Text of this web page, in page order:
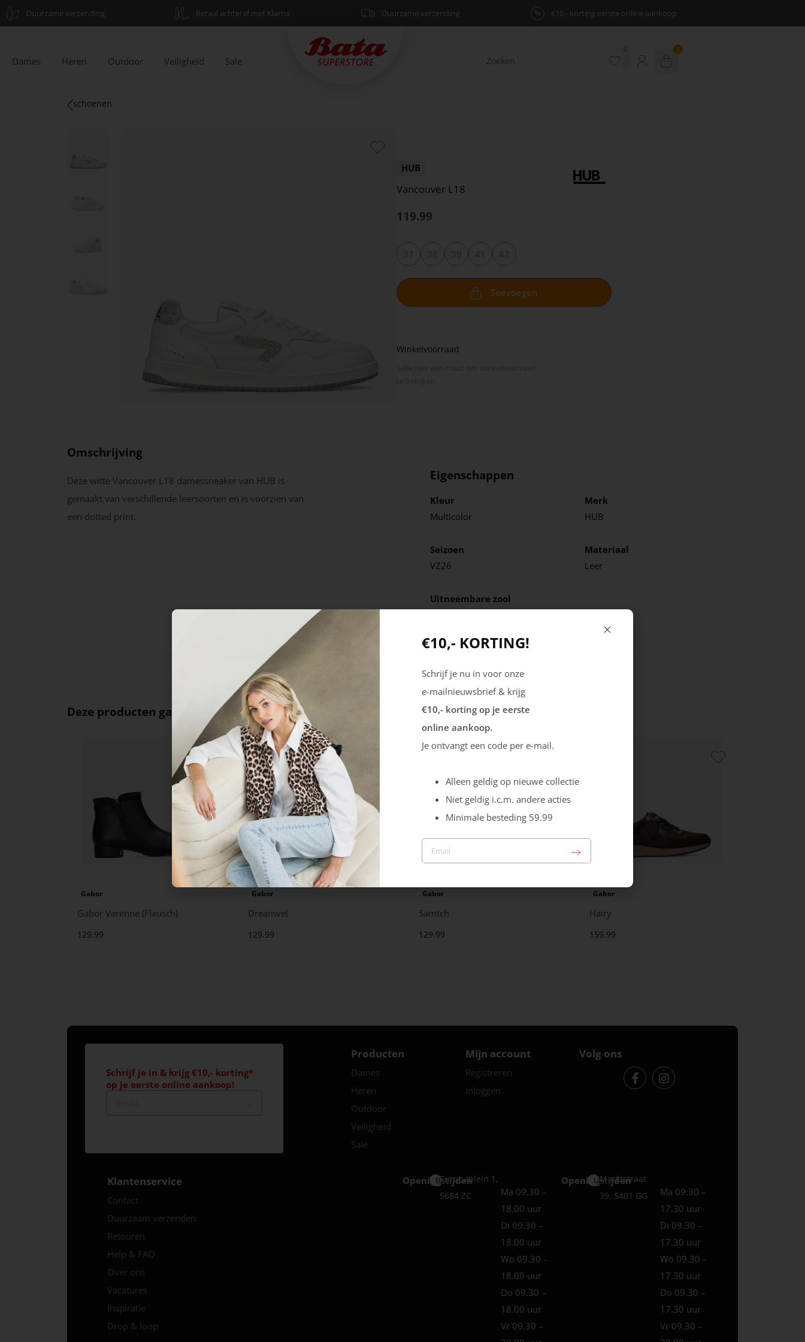
Duurzame verzending Betaal achteraf met Klarna Duurzame verzending % €10,- korting eerste online aankoop
Dames Heren Outdoor Veiligheid Sale
0 0
schoenen
HUB
Vancouver L18
119.99
Toevoegen
Winkelvoorraad
Omschrijving
Deze witte Vancouver L18 damessneaker van HUB is
gemaakt van verschillende leersoorten en is voorzien van
een dotted print.
Eigenschappen
Kleur
Multicolor
Merk
HUB
Seizoen
VZ26
Materiaal
Leer
Uitneembare zool
Deze producten ga je leuk vinden
Gabor
Gabor Varenne (Flausch)
129.99
Gabor
Dreamvel
129.99
Gabor
Samtch
129.99
Gabor
Hairy
159.99
Schrijf je in & krijg €10,- korting*
op je eerste online aankoop!
Producten
Dames
Heren
Outdoor
Veiligheid
Sale
Mijn account
Registreren
Inloggen
Volg ons
Klantenservice
Contact
Duurzaam verzenden
Retouren
Help & FAQ
Over ons
Vacatures
Inspiratie
Drop & loop
Openingstijden
Best
Europaplein 1,
5684 ZC
Ma 09.30 –
18.00 uur
Di 09.30 –
18.00 uur
Wo 09.30 –
18.00 uur
Do 09.30 –
18.00 uur
Vr 09.30 –
Openingstijden
Uden
Marktstraat
39, 5401 GG
Ma 09.30 –
17.30 uur
Di 09.30 –
17.30 uur
Wo 09.30 –
17.30 uur
Do 09.30 –
17.30 uur
Vr 09.30 –
€10,- KORTING!
Schrijf je nu in voor onze
e-mailnieuwsbrief & krijg
€10,- korting op je eerste
online aankoop.
Je ontvangt een code per e-mail.
Alleen geldig op nieuwe collectie
Niet geldig i.c.m. andere acties
Minimale besteding 59.99